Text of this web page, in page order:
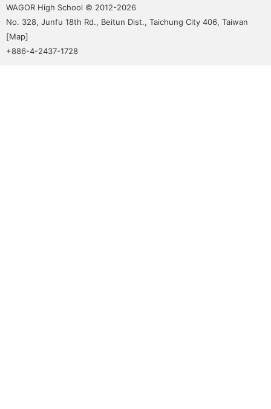
WAGOR High School © 2012-2026
No. 328, Junfu 18th Rd., Beitun Dist., Taichung City 406, Taiwan
[Map]
+886-4-2437-1728